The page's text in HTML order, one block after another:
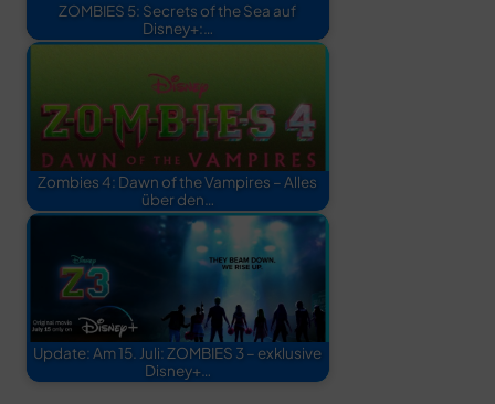
ZOMBIES 5: Secrets of the Sea auf
Disney+:…
Zombies 4: Dawn of the Vampires – Alles
über den…
Update: Am 15. Juli: ZOMBIES 3 – exklusive
Disney+…